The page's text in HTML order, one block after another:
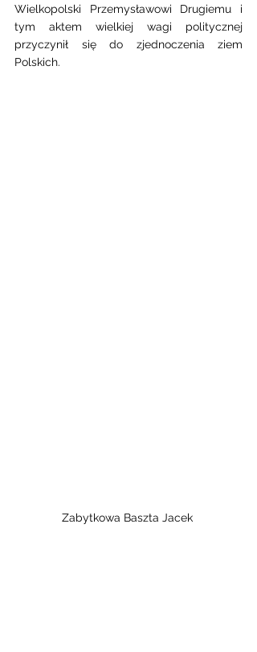
Wielkopolski Przemysławowi Drugiemu i
tym aktem wielkiej wagi politycznej
przyczynił się do zjednoczenia ziem
Polskich.
Zabytkowa Baszta Jacek